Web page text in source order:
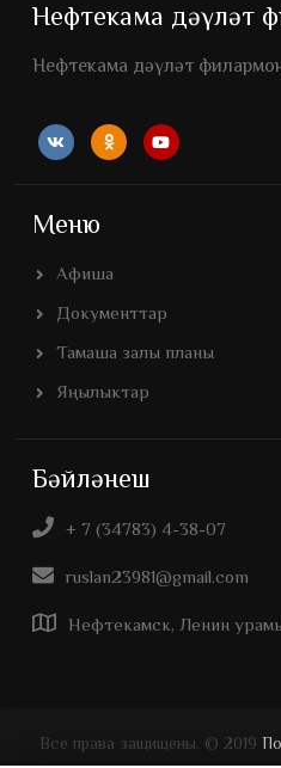
Нефтекама дәүләт
Нефтекама дәүләт
Меню
Афиша
Документтар
Тамаша залы планы
Яңылыктар
Бәйләнеш
+ 7 (34783) 4-38-07
ruslan23981@gmail.com
Нефтекамск, Ленин
Все права защищены. © 2019